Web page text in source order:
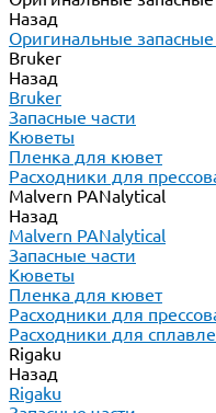
Назад
Оригинальные
Bruker
Назад
Bruker
Запасные части
Кюветы
Пленка для кювет
Расходники для
Malvern PANalytical
Назад
Malvern PANalytical
Запасные части
Кюветы
Пленка для кювет
Расходники для
Расходники для
Rigaku
Назад
Rigaku